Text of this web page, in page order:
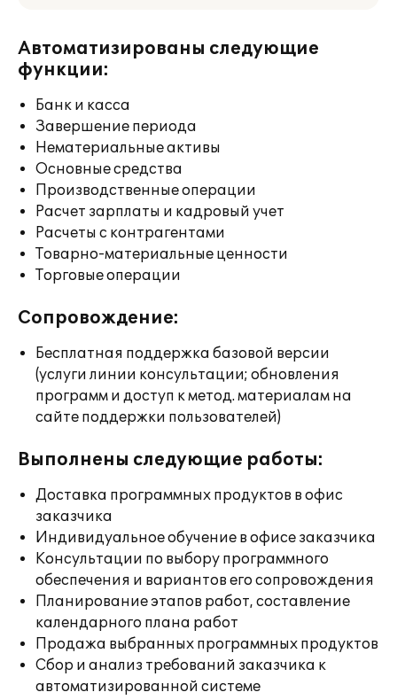
Автоматизированы следующие
функции:
Банк и касса
Завершение периода
Нематериальные активы
Основные средства
Производственные операции
Расчет зарплаты и кадровый учет
Расчеты с контрагентами
Товарно-материальные ценности
Торговые операции
Сопровождение:
Бесплатная поддержка базовой версии
(услуги линии консультации; обновления
программ и доступ к метод. материалам на
сайте поддержки пользователей)
Выполнены следующие работы:
Доставка программных продуктов в офис
заказчика
Индивидуальное обучение в офисе заказчика
Консультации по выбору программного
обеспечения и вариантов его сопровождения
Планирование этапов работ, составление
календарного плана работ
Продажа выбранных программных продуктов
Сбор и анализ требований заказчика к
автоматизированной системе